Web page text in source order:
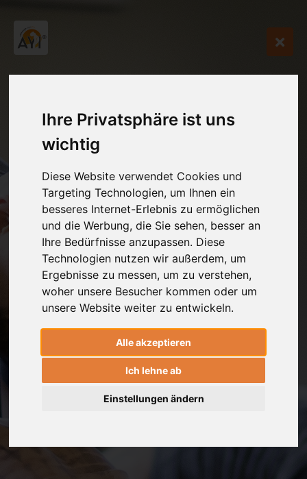
Ihre Privatsphäre ist uns
wichtig
Diese Website verwendet Cookies und
Targeting Technologien, um Ihnen ein
besseres Internet-Erlebnis zu ermöglichen
und die Werbung, die Sie sehen, besser an
Ihre Bedürfnisse anzupassen. Diese
Technologien nutzen wir außerdem, um
Ergebnisse zu messen, um zu verstehen,
woher unsere Besucher kommen oder um
unsere Website weiter zu entwickeln.
Alle akzeptieren
Ich lehne ab
Einstellungen ändern